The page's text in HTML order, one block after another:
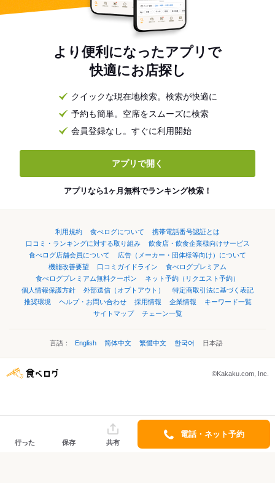
より便利になったアプリで
快適にお店探し
クイックな現在地検索。検索が快適に
予約も簡単。空席をスムーズに検索
会員登録なし。すぐに利用開始
アプリで開く
アプリなら1ヶ月無料でランキング検索！
利用規約 食べログについて
携帯電話番号認証とは
口コミ・ランキングに対する取り組み
飲食店・飲食企業様向けサービス
食べログ店舗会員について
広告（メーカー・団体様等向け）について
機能改善要望
口コミガイドライン
食べログプレミアム
食べログプレミアム無料クーポン
ネット予約（リクエスト予約）
個人情報保護方針
外部送信（オプトアウト）
特定商取引法に基づく表記
推奨環境
ヘルプ・お問い合わせ 採用情報 企業情報
キーワード一覧
サイトマップ
チェーン一覧
言語： English 简体中文 繁體中文 한국어 日本語
©Kakaku.com, Inc.
行った 保存 共有
電話・ネット予約